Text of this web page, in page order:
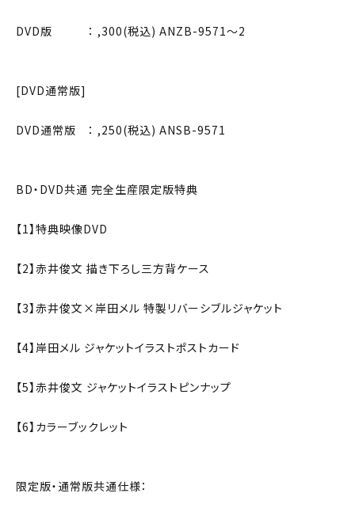
DVD版 ： ,300(税込) ANZB-9571〜2
[DVD通常版]
DVD通常版 ： ,250(税込) ANSB-9571
BD・DVD共通 完全生産限定版特典
【1】特典映像DVD
【2】赤井俊文 描き下ろし三方背ケース
【3】赤井俊文×岸田メル 特製リバーシブルジャケット
【4】岸田メル ジャケットイラストポストカード
【5】赤井俊文 ジャケットイラストピンナップ
【6】カラーブックレット
限定版・通常版共通仕様：